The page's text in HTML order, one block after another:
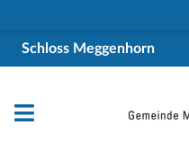
Schloss Meggenhorn